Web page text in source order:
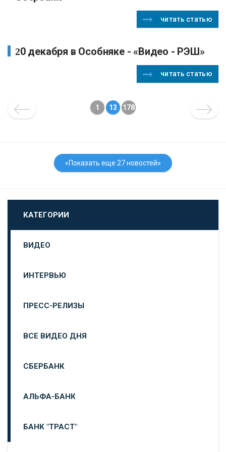
читать статью
20 декабря в Особняке - «Видео - РЭШ»
читать статью
1 13 178
«Показать еще 27 новостей»
КАТЕГОРИИ
ВИДЕО
ИНТЕРВЬЮ
ПРЕСС-РЕЛИЗЫ
ВСЕ ВИДЕО ДНЯ
СБЕРБАНК
АЛЬФА-БАНК
БАНК "ТРАСТ"